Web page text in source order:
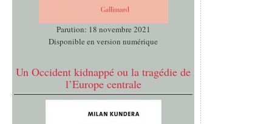
Parution: 18 novembre 2021
Disponible en version numérique
Un Occident kidnappé ou la tragédie de
l’Europe centrale